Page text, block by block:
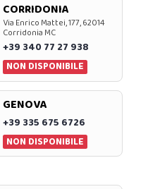
CORRIDONIA
Via Enrico Mattei, 177, 62014
Corridonia MC
+39 340 77 27 938
NON DISPONIBILE
GENOVA
+39 335 675 6726
NON DISPONIBILE